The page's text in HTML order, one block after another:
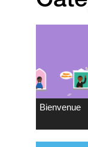
Bienvenue